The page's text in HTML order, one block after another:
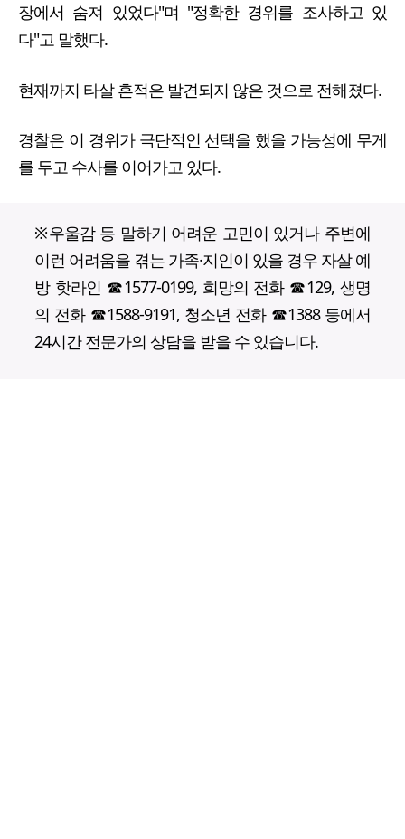
장에서 숨져 있었다"며 "정확한 경위를 조사하고 있
다"고 말했다.
현재까지 타살 흔적은 발견되지 않은 것으로 전해졌다.
경찰은 이 경위가 극단적인 선택을 했을 가능성에 무게
를 두고 수사를 이어가고 있다.
※우울감 등 말하기 어려운 고민이 있거나 주변에
이런 어려움을 겪는 가족·지인이 있을 경우 자살 예
방 핫라인 ☎1577-0199, 희망의 전화 ☎129, 생명
의 전화 ☎1588-9191, 청소년 전화 ☎1388 등에서
24시간 전문가의 상담을 받을 수 있습니다.